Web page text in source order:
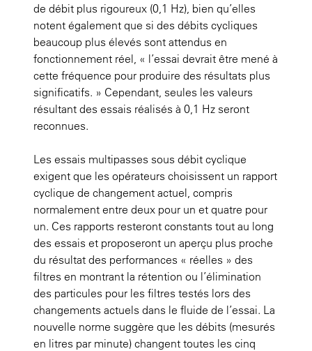
de débit plus rigoureux (0,1 Hz), bien qu’elles
notent également que si des débits cycliques
beaucoup plus élevés sont attendus en
fonctionnement réel, « l’essai devrait être mené à
cette fréquence pour produire des résultats plus
significatifs. » Cependant, seules les valeurs
résultant des essais réalisés à 0,1 Hz seront
reconnues.
Les essais multipasses sous débit cyclique
exigent que les opérateurs choisissent un rapport
cyclique de changement actuel, compris
normalement entre deux pour un et quatre pour
un. Ces rapports resteront constants tout au long
des essais et proposeront un aperçu plus proche
du résultat des performances « réelles » des
filtres en montrant la rétention ou l’élimination
des particules pour les filtres testés lors des
changements actuels dans le fluide de l’essai. La
nouvelle norme suggère que les débits (mesurés
en litres par minute) changent toutes les cinq